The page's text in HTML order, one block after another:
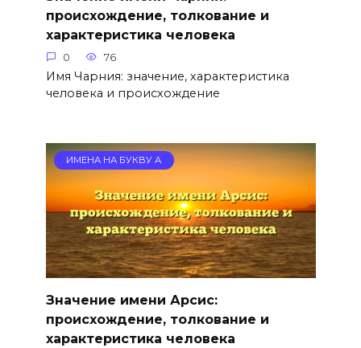
происхождение, толкование и
характеристика человека
0 76
Имя Чарния: значение, характеристика
человека и происхождение
ИМЕНА НА БУКВУ А
Значение имени Арсис:
происхождение, толкование и
характеристика человека